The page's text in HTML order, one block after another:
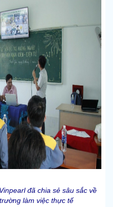
đã chia sẻ sâu sắc về
làm việc thực tế